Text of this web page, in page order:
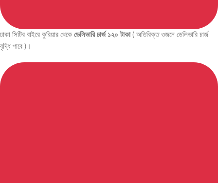
ঢাকা সিটির বাইরে কুরিয়ার থেকে ডেলিভারি চার্জ ১২০ টাকা( অতিরিক্ত ওজনে ডেলিভারি চার্জ
বৃদ্ধি পাবে )।